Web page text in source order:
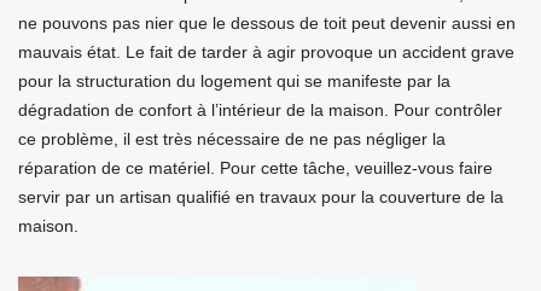
ne pouvons pas nier que le dessous de toit peut devenir aussi en
mauvais état. Le fait de tarder à agir provoque un accident grave
pour la structuration du logement qui se manifeste par la
dégradation de confort à l’intérieur de la maison. Pour contrôler
ce problème, il est très nécessaire de ne pas négliger la
réparation de ce matériel. Pour cette tâche, veuillez-vous faire
servir par un artisan qualifié en travaux pour la couverture de la
maison.